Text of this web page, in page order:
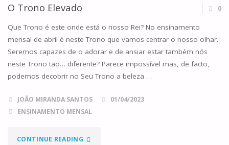
RETIRO
ACONTECEU."
O Trono Elevado 0
Que Trono é este onde está o nosso Rei? No ensinamento
mensal de abril é neste Trono que vamos centrar o nosso olhar.
Seremos capazes de o adorar e de ansiar estar também nós
neste Trono tão… diferente? Parece impossível mas, de facto,
podemos decobrir no Seu Trono a beleza …
JOÃO MIRANDA SANTOS
01/04/2023
ENSINAMENTO MENSAL
CONTINUE READING"O